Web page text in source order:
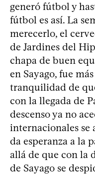
generó fútbol y
fútbol es así. La
merecerlo, el
de Jardines del
chapa de buen
en Sayago, fue
tranquilidad de
con la llegada de
descenso ya no
internacionales se
da esperanza a la
allá de que con la
de Sayago se